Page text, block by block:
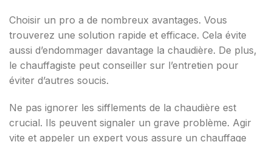
Choisir un pro a de nombreux avantages. Vous
trouverez une solution rapide et efficace. Cela évite
aussi d’endommager davantage la chaudière. De plus,
le chauffagiste peut conseiller sur l’entretien pour
éviter d’autres soucis.
Ne pas ignorer les sifflements de la chaudière est
crucial. Ils peuvent signaler un grave problème. Agir
vite et appeler un expert vous assure un chauffage